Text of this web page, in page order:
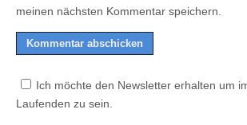
meinen nächsten Kommentar speichern.
Ich möchte den Newsletter erhalten um
Laufenden zu sein.